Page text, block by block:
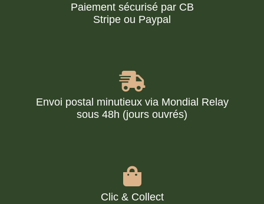
Paiement sécurisé par CB
Stripe ou Paypal
Envoi postal minutieux via Mondial Relay
sous 48h (jours ouvrés)
Clic & Collect